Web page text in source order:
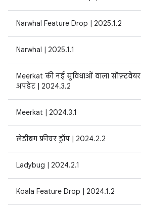
Narwhal Feature Drop | 2025.1.2
Narwhal | 2025.1.1
Meerkat की नई सुविधाओं वाला सॉफ़्टवेयर
अपडेट | 2024.3.2
Meerkat | 2024.3.1
लेडीबग फ़ीचर ड्रॉप | 2024.2.2
Ladybug | 2024.2.1
Koala Feature Drop | 2024.1.2